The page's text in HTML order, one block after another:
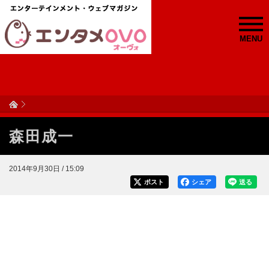
MENU
森田成一
2014年9月30日 / 15:09
送る
シェア
ポスト